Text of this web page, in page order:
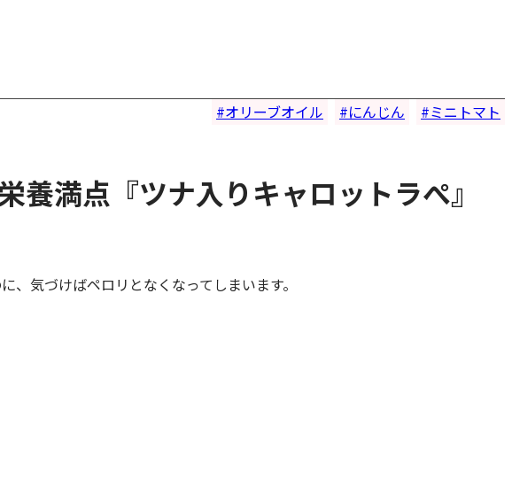
オリーブオイル
にんじん ミニトマト
養満点『ツナ入りキャロットラぺ』
気づけばペロリとなくなってしまいます。